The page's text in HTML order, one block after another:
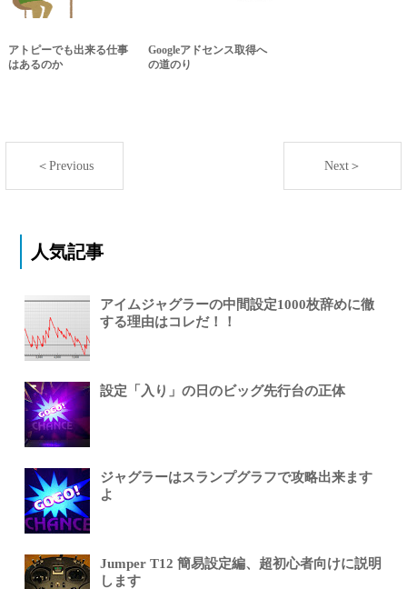
アトピーでも出来る仕事
はあるのか
Googleアドセンス取得へ
の道のり
＜Previous Next＞
人気記事
アイムジャグラーの中間設定1000枚辞めに徹
する理由はコレだ！！
設定「入り」の日のビッグ先行台の正体
ジャグラーはスランプグラフで攻略出来ます
よ
Jumper T12 簡易設定編、超初心者向けに説明
します